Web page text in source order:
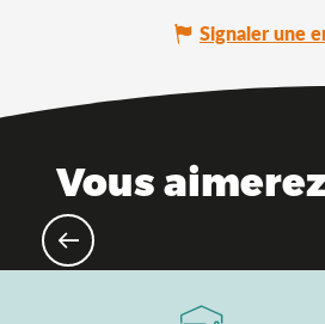
Signaler une
Vous
Escapades au